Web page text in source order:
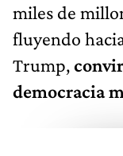
miles de
fluyendo
Trump,
democracia